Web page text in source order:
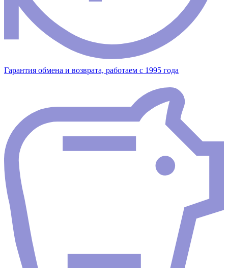
Гарантия обмена и возврата, работаем с 1995 года